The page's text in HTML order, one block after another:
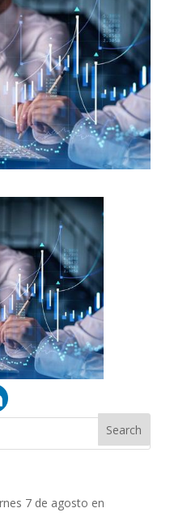
7 de agosto en